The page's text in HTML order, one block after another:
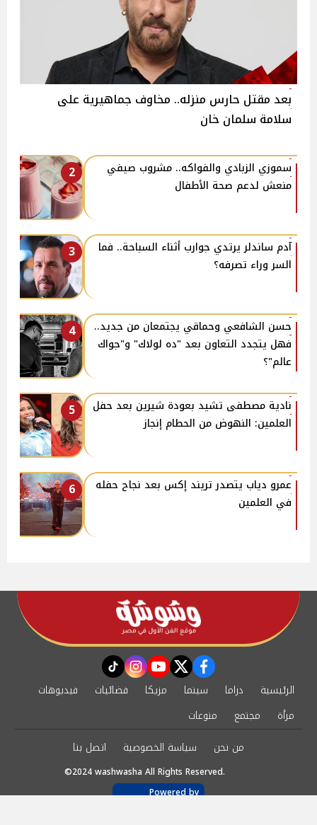
بعد مقتل حارس منزله.. مخاوف جماهيرية على
سلامة سلمان خان
2
سموزي الزبادي والفواكه.. مشروب صيفي
منعش لدعم صحة الأطفال
3
آدم ساندلر يرتدي جوارب أثناء السباحة.. فما
السر وراء تصرفه؟
4
حسن الشافعي وحماقي يجتمعان من جديد..
فهل يتجدد التعاون بعد "ده لولاك" و"جواك
عالم"؟
5
نادية مصطفى تشيد بعودة شيرين بعد حفل
العلمين: النهوض من الحطام إنجاز
6
عمرو دياب يتصدر تريند إكس بعد نجاح حفله
في العلمين
facebook
twitter
youtube
instagram
tiktok
الرئيسية دراما سينما مزيكا فضائيات
فيديوهات
مرأة
مجتمع
منوعات
من نحن
سياسة الخصوصية اتصل بنا
©2024 washwasha All Rights Reserved.
Powered by